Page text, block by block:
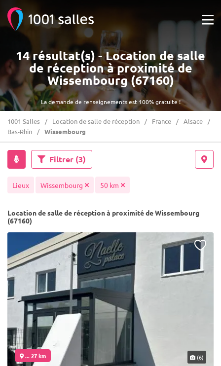
La demande de renseignements est 100% gratuite !
14 résultat(s) - Location de salle
de réception à proximité de
Wissembourg (67160)
1001 Salles Location de salle de réception France
Alsace
Bas-Rhin
Wissembourg
Filtrer (3)
Lieux Wissembourg 50 km
Location de salle de réception à proximité de Wissembourg
(67160)
... 27 km (6)